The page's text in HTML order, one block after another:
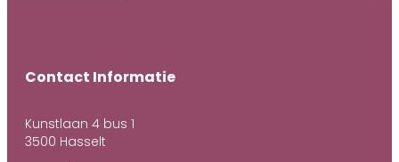
Contact Informatie
Kunstlaan 4 bus 1
3500 Hasselt